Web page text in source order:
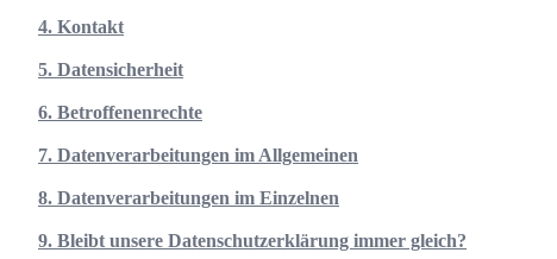
4. Kontakt
5. Datensicherheit
6. Betroffenenrechte
7. Datenverarbeitungen im Allgemeinen
8. Datenverarbeitungen im Einzelnen
9. Bleibt unsere Datenschutzerklärung immer gleich?